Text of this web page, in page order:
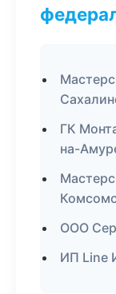
ГК
на-
ООО
ИП Line